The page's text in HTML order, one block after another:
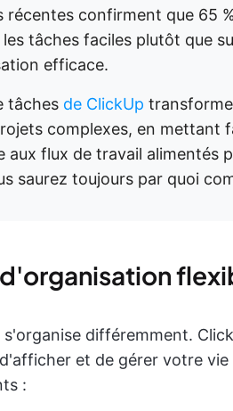
récentes confirment que 65
tâches faciles plutôt que
efficace.
tâches de ClickUp
complexes, en mettant
aux flux de travail alimentés
saurez toujours par quoi
s'organise différemment.
et de gérer votre
: